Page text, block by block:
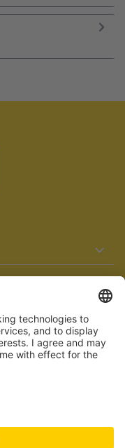
zu gestalten.
jedoch noch nicht
stoßen oder Hilfe
service[at]knutzen.de.